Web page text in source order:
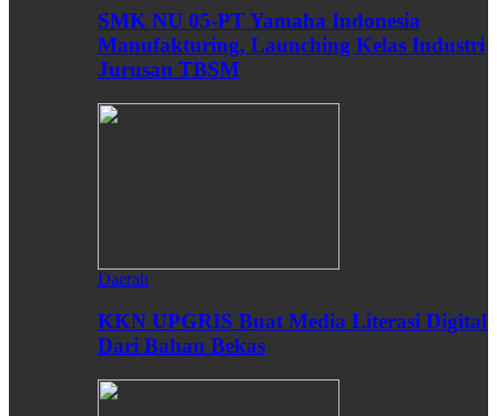
SMK NU 05-PT Yamaha Indonesia
Manufakturing, Launching Kelas Industri
Jurusan TBSM
Daerah
KKN UPGRIS Buat Media Literasi Digital
Dari Bahan Bekas